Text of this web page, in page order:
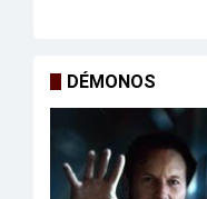
DÉMONOS